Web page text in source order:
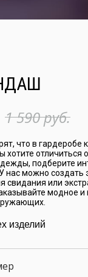
1 590 руб.
что в
отличиться
подберите
нас можно
свидания или
модное
изделий